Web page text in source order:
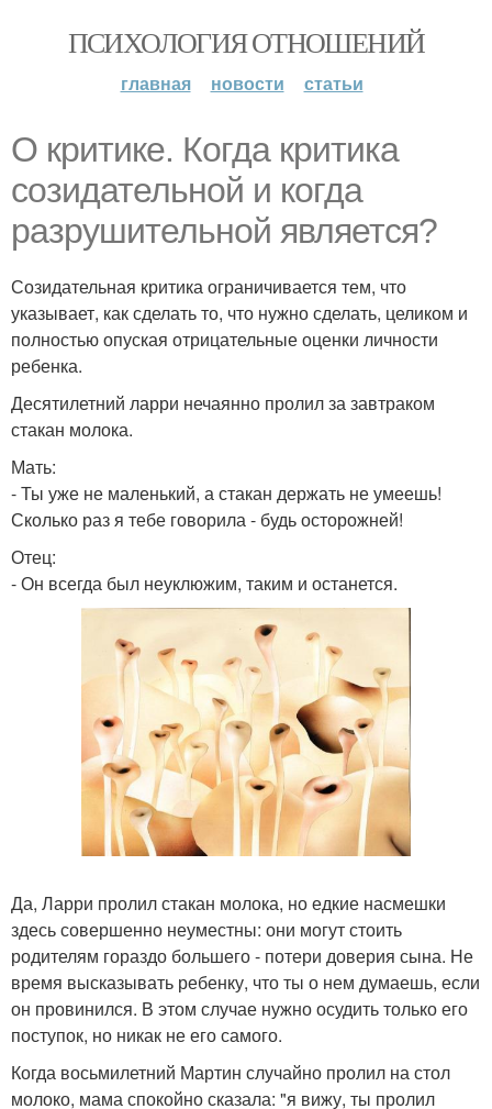
ПСИХОЛОГИЯ ОТНОШЕНИЙ
главная новости статьи
О критике. Когда критика
созидательной и когда
разрушительной является?
Созидательная критика ограничивается тем, что
указывает, как сделать то, что нужно сделать, целиком и
полностью опуская отрицательные оценки личности
ребенка.
Десятилетний ларри нечаянно пролил за завтраком
стакан молока.
Мать:
- Ты уже не маленький, а стакан держать не умеешь!
Сколько раз я тебе говорила - будь осторожней!
Отец:
- Он всегда был неуклюжим, таким и останется.
Да, Ларри пролил стакан молока, но едкие насмешки
здесь совершенно неуместны: они могут стоить
родителям гораздо большего - потери доверия сына. Не
время высказывать ребенку, что ты о нем думаешь, если
он провинился. В этом случае нужно осудить только его
поступок, но никак не его самого.
Когда восьмилетний Мартин случайно пролил на стол
молоко, мама спокойно сказала: "я вижу, ты пролил